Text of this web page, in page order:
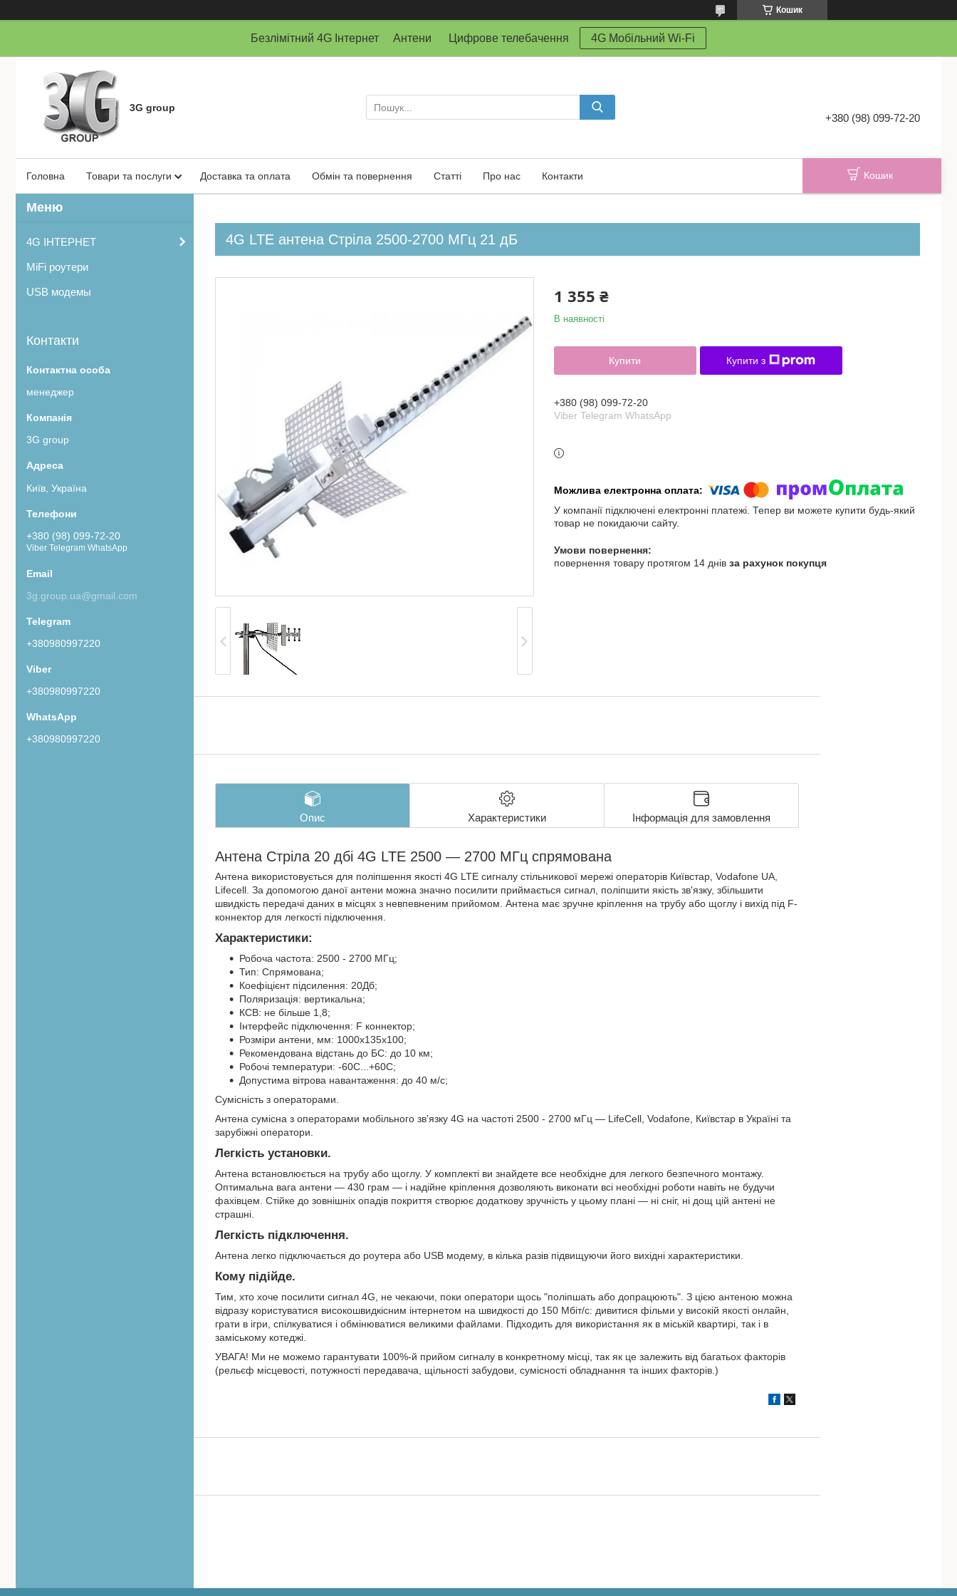
Кошик
Безлімітний 4G Інтернет Антени Цифрове телебачення 4G Мобільний Wi-Fi
3G group
+380 (98) 099-72-20
Головна Товари та послуги Доставка та оплата Обмін та повернення Статті Про нас Контакти Кошик
4G LTE антена Стріла 2500-2700 МГц 21 дБ
1 355 ₴
В наявності
Купити Купити з
+380 (98) 099-72-20
Viber Telegram WhatsApp
У компанії підключені електронні платежі. Тепер ви можете купити будь-який
товар не покидаючи сайту.
повернення товару протягом 14 днів за рахунок покупця
Опис Характеристики Інформація для замовлення
Антена Стріла 20 дбі 4G LTE 2500 — 2700 МГц спрямована
Антена використовується для поліпшення якості 4G LTE сигналу стільникової мережі операторів Київстар, Vodafone UA,
Lifecell. За допомогою даної антени можна значно посилити приймається сигнал, поліпшити якість зв'язку, збільшити
швидкість передачі даних в місцях з невпевненим прийомом. Антена має зручне кріплення на трубу або щоглу і вихід під F-
коннектор для легкості підключення.
Характеристики:
Робоча частота: 2500 - 2700 МГц;
Тип: Спрямована;
Коефіцієнт підсилення: 20Дб;
Поляризація: вертикальна;
КСВ: не більше 1,8;
Інтерфейс підключення: F коннектор;
Розміри антени, мм: 1000х135х100;
Рекомендована відстань до БС: до 10 км;
Робочі температури: -60С...+60С;
Допустима вітрова навантаження: до 40 м/с;
Сумісність з операторами.
Антена сумісна з операторами мобільного зв'язку 4G на частоті 2500 - 2700 мГц — LifeCell, Vodafone, Київстар в Україні та
зарубіжні оператори.
Легкість установки.
Антена встановлюється на трубу або щоглу. У комплекті ви знайдете все необхідне для легкого безпечного монтажу.
Оптимальна вага антени — 430 грам — і надійне кріплення дозволяють виконати всі необхідні роботи навіть не будучи
фахівцем. Стійке до зовнішніх опадів покриття створює додаткову зручність у цьому плані — ні сніг, ні дощ цій антені не
страшні.
Легкість підключення.
Антена легко підключається до роутера або USB модему, в кілька разів підвищуючи його вихідні характеристики.
Кому підійде.
Тим, хто хоче посилити сигнал 4G, не чекаючи, поки оператори щось "поліпшать або допрацюють". З цією антеною можна
відразу користуватися високошвидкісним інтернетом на швидкості до 150 Мбіт/с: дивитися фільми у високій якості онлайн,
грати в ігри, спілкуватися і обмінюватися великими файлами. Підходить для використання як в міській квартирі, так і в
заміському котеджі.
УВАГА! Ми не можемо гарантувати 100%-й прийом сигналу в конкретному місці, так як це залежить від багатьох факторів
(рельєф місцевості, потужності передавача, щільності забудови, сумісності обладнання та інших факторів.)
4G ІНТЕРНЕТ
MiFi роутери
USB модемы
Контакти
менеджер
3G group
Київ, Україна
+380 (98) 099-72-20
Viber Telegram WhatsApp
3g.group.ua@gmail.com
+380980997220
+380980997220
+380980997220